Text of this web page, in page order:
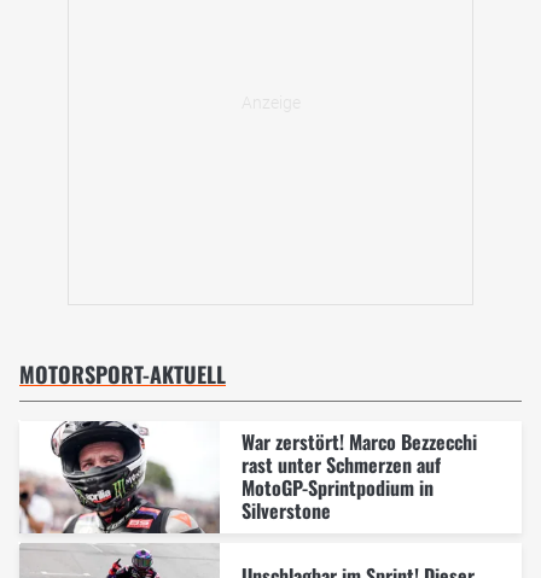
MOTORSPORT-AKTUELL
War zerstört! Marco Bezzecchi
rast unter Schmerzen auf
MotoGP-Sprintpodium in
Silverstone